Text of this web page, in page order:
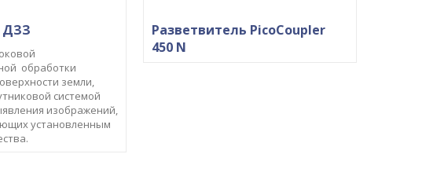
ДЗЗ
обработки
земли,
системой
изображений,
установленным
Разветвитель PicoCoupler
450 N